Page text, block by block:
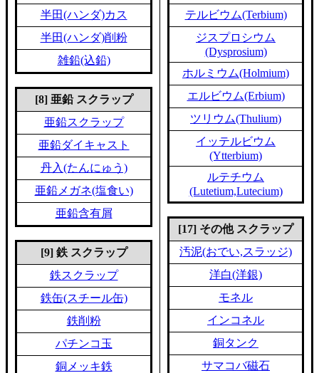
半田(ハンダ)カス
半田(ハンダ)削粉
雑鉛(込鉛)
[8] 亜鉛 スクラップ
亜鉛スクラップ
亜鉛ダイキャスト
丹入(たんにゅう)
亜鉛メガネ(塩食い)
亜鉛含有屑
[9] 鉄 スクラップ
鉄スクラップ
鉄缶(スチール缶)
鉄削粉
パチンコ玉
銅メッキ鉄
テルビウム(Terbium)
ジスプロシウム
(Dysprosium)
ホルミウム(Holmium)
エルビウム(Erbium)
ツリウム(Thulium)
イッテルビウム
(Ytterbium)
ルテチウム
(Lutetium,Lutecium)
[17] その他 スクラップ
汚泥(おでい,スラッジ)
洋白(洋銀)
モネル
インコネル
銅タンク
サマコバ磁石